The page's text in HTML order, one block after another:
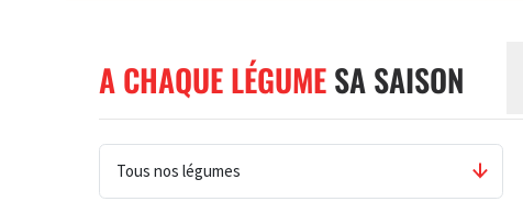
A CHAQUE LÉGUMESA SAISON